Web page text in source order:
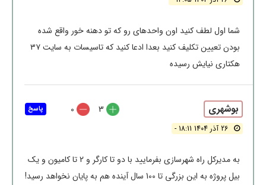
شما اول لطف کنید اون واحدهای رو که تو دهنه خور واقع شده
بودن تعیین تکلیف کنید بعدا ادعا کنید که تاسیسات به سایت ۳۷
هکتاری نیایش رسیده
بوشهری
26 آذر 1404 18:11 -
3
0
به مدیرکل راه شهرسازی بفرمایید با دو تا کارگر و 2 تا کامیون و یک
بیل پروژه به این بزرگی تا 100 سال آینده هم به پایان نخواهد رسید!
پاسخ